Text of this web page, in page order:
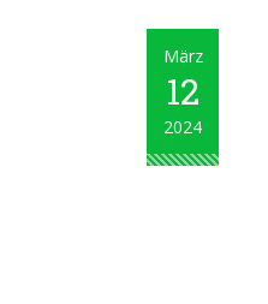
März
12
2024